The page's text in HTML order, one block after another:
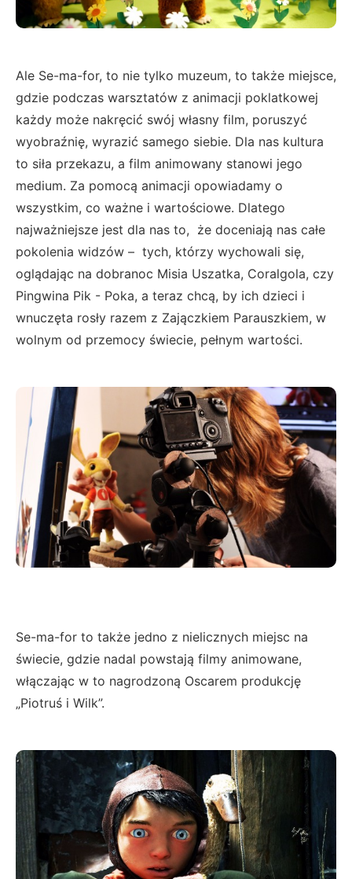
Ale Se-ma-for, to nie tylko muzeum, to także miejsce,
gdzie podczas warsztatów z animacji poklatkowej
każdy może nakręcić swój własny film, poruszyć
wyobraźnię, wyrazić samego siebie. Dla nas kultura
to siła przekazu, a film animowany stanowi jego
medium. Za pomocą animacji opowiadamy o
wszystkim, co ważne i wartościowe. Dlatego
najważniejsze jest dla nas to, że doceniają nas całe
pokolenia widzów – tych, którzy wychowali się,
oglądając na dobranoc Misia Uszatka, Coralgola, czy
Pingwina Pik - Poka, a teraz chcą, by ich dzieci i
wnuczęta rosły razem z Zajączkiem Parauszkiem, w
wolnym od przemocy świecie, pełnym wartości.
Se-ma-for to także jedno z nielicznych miejsc na
świecie, gdzie nadal powstają filmy animowane,
włączając w to nagrodzoną Oscarem produkcję
„Piotruś i Wilk”.